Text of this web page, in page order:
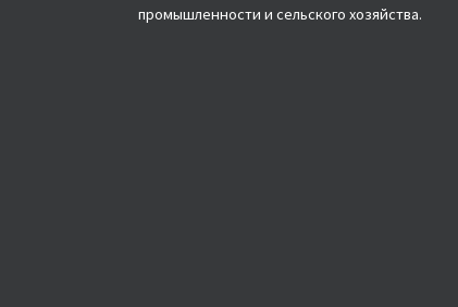
промышленности и сельского хозяйства.